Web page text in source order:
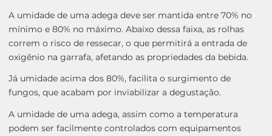
A umidade de uma adega deve ser mantida entre 70% no
mínimo e 80% no máximo. Abaixo dessa faixa, as rolhas
correm o risco de ressecar, o que permitirá a entrada de
oxigênio na garrafa, afetando as propriedades da bebida.
Já umidade acima dos 80%, facilita o surgimento de
fungos, que acabam por inviabilizar a degustação.
A umidade de uma adega, assim como a temperatura
podem ser facilmente controlados com equipamentos